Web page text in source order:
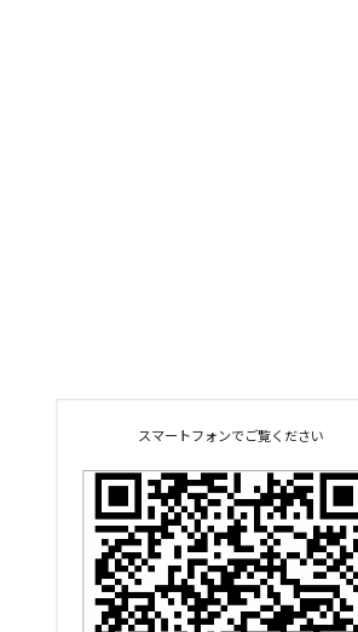
スマートフォンでご覧ください